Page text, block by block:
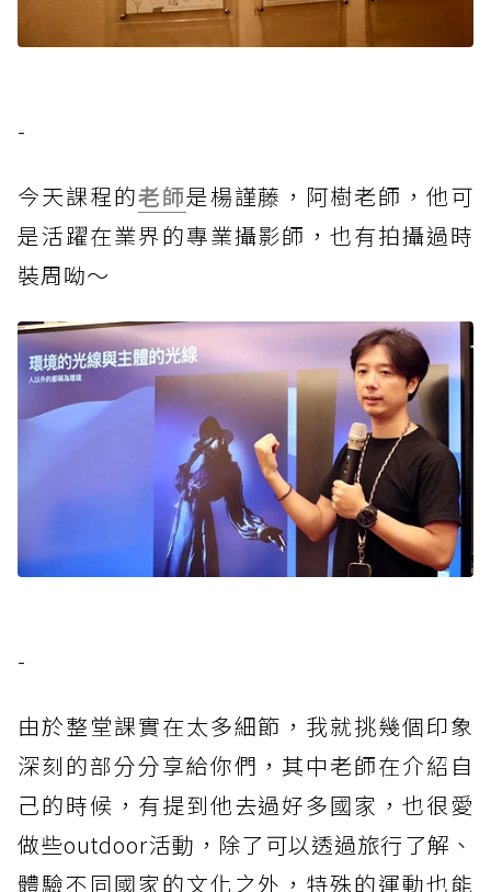
-
今天課程的老師是楊謹藤，阿樹老師，他可
是活躍在業界的專業攝影師，也有拍攝過時
裝周呦～
-
由於整堂課實在太多細節，我就挑幾個印象
深刻的部分分享給你們，其中老師在介紹自
己的時候，有提到他去過好多國家，也很愛
做些outdoor活動，除了可以透過旅行了解、
體驗不同國家的文化之外，特殊的運動也能